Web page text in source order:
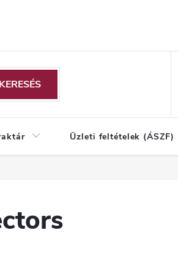
KERESÉS
Üzleti feltételek (ÁSZF)